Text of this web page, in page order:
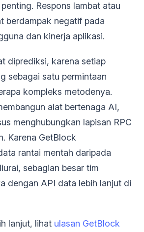
Respons lambat atau
berdampak negatif pada
dan kinerja aplikasi.
diprediksi, karena setiap
sebagai satu permintaan
kompleks metodenya.
alat bertenaga AI,
menghubungkan lapisan RPC
Karena GetBlock
rantai mentah daripada
sebagian besar tim
dengan API data lebih lanjut di
lanjut, lihat ulasan GetBlock